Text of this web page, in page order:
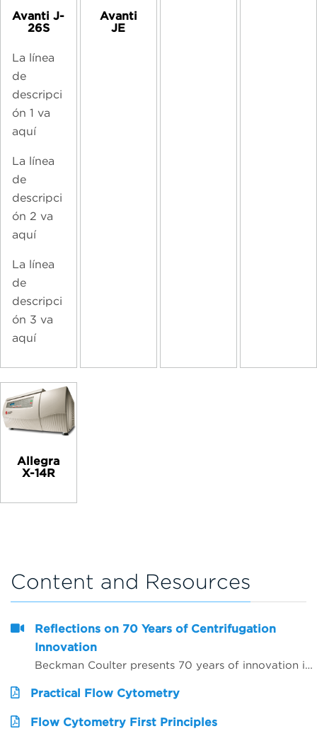
Avanti J-
26S
La línea
de
descripci
ón 1 va
aquí
La línea
de
descripci
ón 2 va
aquí
La línea
de
descripci
ón 3 va
aquí
Avanti
JE
Allegra
X-14R
Content and Resources
Reflections on 70 Years of Centrifugation
Innovation
Beckman Coulter presents 70 years of innovation in centrifugation from the perspective of 4 customers from around the world. Hear from Dr. Matt Perugini in Melbourne, Australia, Dr. Yuji Kobayashi in Osaka, Japan, Pert Kalmikov in Moscow, Russia, and&nbsp;Dr. Ashutosh Kumar in Mumbai, India.&nbsp;
Practical Flow Cytometry
Flow Cytometry First Principles